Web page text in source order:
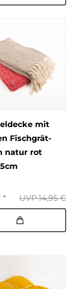
mit
Fischgrät-
natur rot
UVP 14,95 €
*